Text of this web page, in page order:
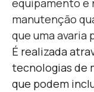
equipamento e
manutenção
que uma avaria
É realizada
tecnologias de
que podem